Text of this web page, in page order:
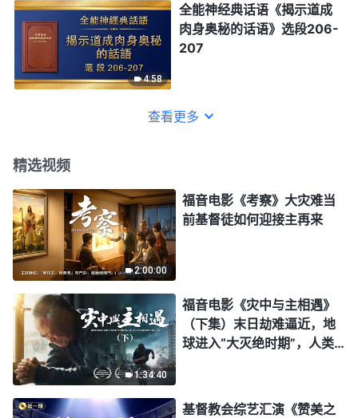
4:58
全能神经典话语《揭示道成
肉身奥秘的话语》选段206-
207
查看更多
精选视频
2:00:00
福音电影《考察》大灾难当
前基督徒如何迎接主再来
1:34:40
福音电影《灾中与主相遇》
（下集）末日劫难逼近，地
球进入“大灭绝时期”，人类
基督教会综艺汇演《赞美之